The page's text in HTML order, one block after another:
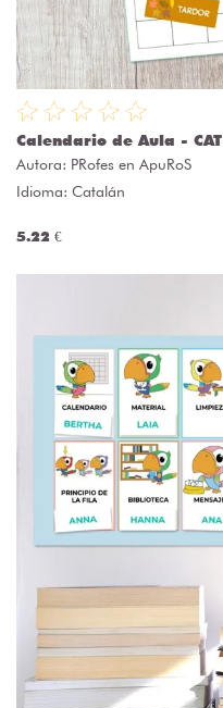
Calendario de Aula - CAT
Autora: PRofes en ApuRoS
Idioma: Catalán
5.22 €